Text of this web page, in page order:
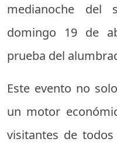
medianoche
domingo 19 de
prueba del
Este evento no
un motor
visitantes de